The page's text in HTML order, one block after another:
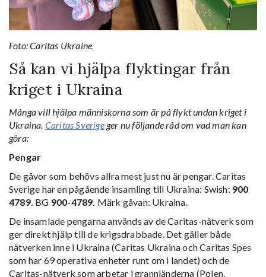
Så kan vi hjälpa flyktingar från
kriget i Ukraina
Många vill hjälpa människorna som är på flykt undan kriget i
Ukraina. Caritas Sverigeger nu följande råd om vad man kan
göra:
Pengar
De gåvor som behövs allra mest just nu är pengar. Caritas
Sverige har en pågående insamling till Ukraina: Swish: 900
4789. BG 900-4789. Märk gåvan: Ukraina.
De insamlade pengarna används av de Caritas-nätverk som
ger direkt hjälp till de krigsdrabbade. Det gäller både
nätverken inne i Ukraina (Caritas Ukraina och Caritas Spes
som har 69 operativa enheter runt om i landet) och de
Caritas-nätverk som arbetar i grannländerna (Polen,
Foto: Caritas Ukraine